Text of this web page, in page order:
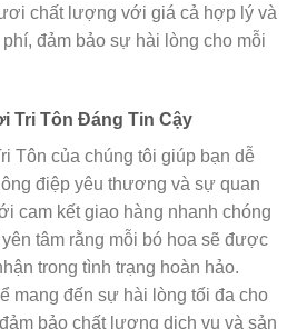
chất lượng với giá cả hợp lý và
đảm bảo sự hài lòng cho mỗi
Tri Tôn Đáng Tin Cậy
Tôn của chúng tôi giúp bạn dễ
điệp yêu thương và sự quan
cam kết giao hàng nhanh chóng
tâm rằng mỗi bó hoa sẽ được
trong tình trạng hoàn hảo.
mang đến sự hài lòng tối đa cho
bảo chất lượng dịch vụ và sản